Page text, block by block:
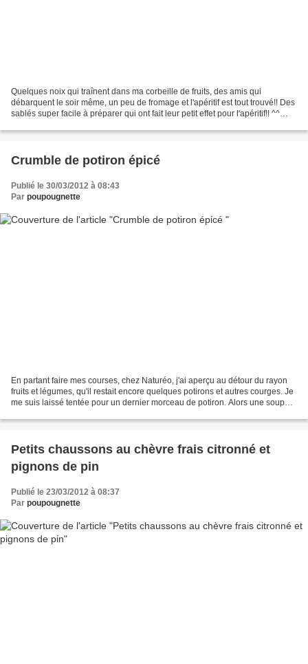
Quelques noix qui traînent dans ma corbeille de fruits, des amis qui
débarquent le soir même, un peu de fromage et l'apéritif est tout trouvé!! Des
sablés super facile à préparer qui ont fait leur petit effet pour l'apéritif!! ^^
Crumble de potiron épicé
Publié le 30/03/2012 à 08:43
Par poupougnette
En partant faire mes courses, chez Naturéo, j'ai aperçu au détour du rayon
fruits et légumes, qu'il restait encore quelques potirons et autres courges. Je
me suis laissé tentée pour un dernier morceau de potiron. Alors une soupe?
Petits chaussons au chèvre frais citronné et
pignons de pin
Publié le 23/03/2012 à 08:37
Par poupougnette